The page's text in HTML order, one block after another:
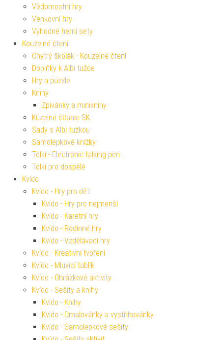
Vědomostní hry
Venkovní hry
Výhodné herní sety
Kouzelné čtení
Chytrý školák - Kouzelné čtení
Doplňky k Albi tužce
Hry a puzzle
Knihy
Zpívánky a miniknihy
Kúzelné čítanie SK
Sady s Albi tužkou
Samolepkové knížky
Tolki - Electronic talking pen
Tolki pro dospělé
Kvído
Kvído - Hry pro děti
Kvído - Hry pro nejmenší
Kvído - Karetní hry
Kvído - Rodinné hry
Kvído - Vzdělávací hry
Kvído - Kreativní tvoření
Kvído - Mluvící tablík
Kvído - Obrázkové aktivity
Kvído - Sešity a knihy
Kvído - Knihy
Kvído - Omalovánky a vystřihovánky
Kvído - Samolepkové sešity